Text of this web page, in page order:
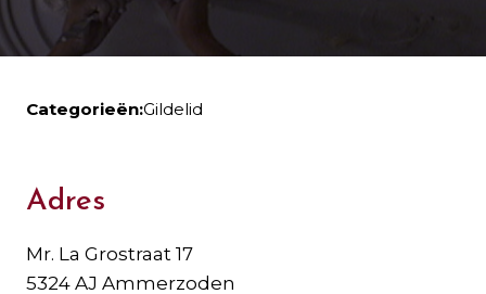
Categorieën:Gildelid
Adres
Mr. La Grostraat 17
5324 AJ Ammerzoden